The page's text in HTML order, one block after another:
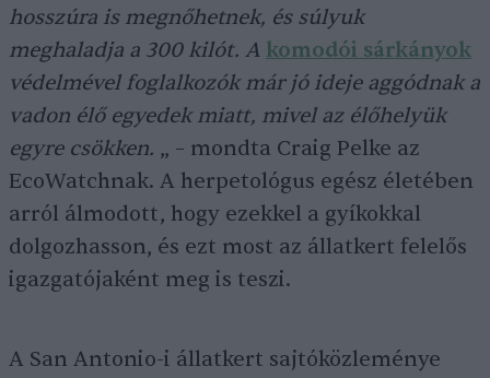
hosszúra is megnőhetnek, és súlyuk
meghaladja a 300 kilót. A komodói sárkányok
védelmével foglalkozók már jó ideje aggódnak a
vadon élő egyedek miatt, mivel az élőhelyük
egyre csökken. „ – mondta Craig Pelke az
EcoWatchnak. A herpetológus egész életében
arról álmodott, hogy ezekkel a gyíkokkal
dolgozhasson, és ezt most az állatkert felelős
igazgatójaként meg is teszi.
A San Antonio-i állatkert sajtóközleménye